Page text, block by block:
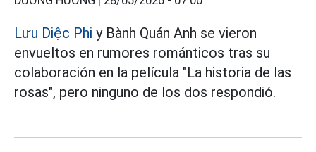
Lưu Diệc Phi y Bành Quán Anh se vieron
envueltos en rumores románticos tras su
colaboración en la película "La historia de las
rosas", pero ninguno de los dos respondió.